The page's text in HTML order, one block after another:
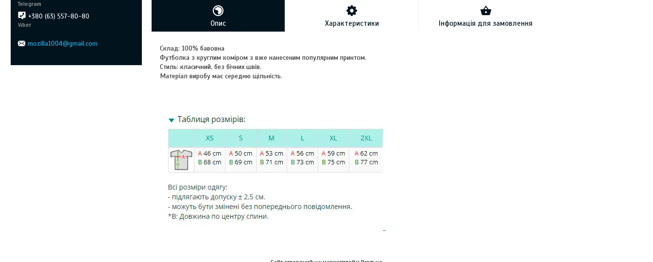
Опис Характеристики Інформація для замовлення
Склад: 100% бавовна
Футболка з круглим коміром з вже нанесеним популярним принтом.
Стиль: класичний, без бічних швів.
Матеріал виробу має середню щільність.
Telegram
+380 (63) 557-80-80
Viber
mozilla1004@gmail.com